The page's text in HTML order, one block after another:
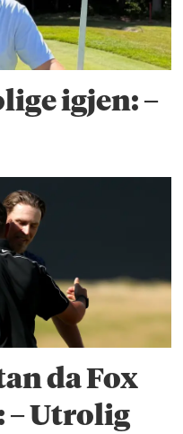
igjen: –
da Fox
– Utrolig